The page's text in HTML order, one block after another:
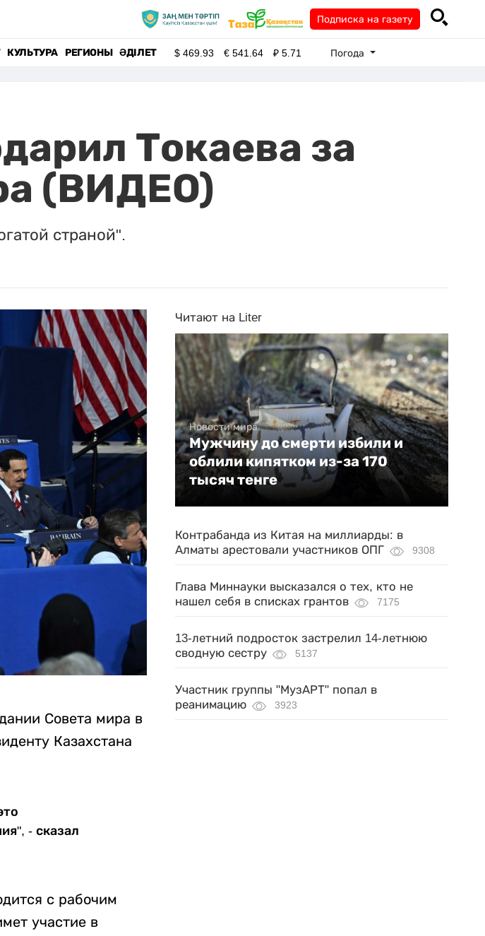
Подписка на газету
КУЛЬТУРА РЕГИОНЫ ӘДІЛЕТ $469.93 €541.64 ₽5.71 Погода
Токаева за
(ВИДЕО)
страной".
Совета мира в
Казахстана
- сказал
с рабочим
участие в
Читают на Liter
Новости мира
Мужчину до смерти избили и
облили кипятком из-за 170
тысяч тенге
Контрабанда из Китая на миллиарды: в
Алматы арестовали участников ОПГ
9308
Глава Миннауки высказался о тех, кто не
нашел себя в списках грантов
7175
13-летний подросток застрелил 14-летнюю
сводную сестру
5137
Участник группы "МузАРТ" попал в
реанимацию
3923